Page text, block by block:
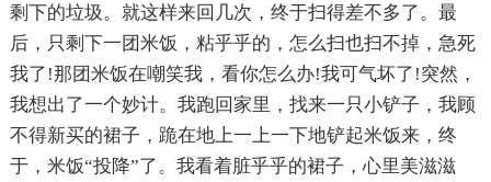
剩下的垃圾。就这样来回几次，终于扫得差不多了。最
后，只剩下一团米饭，粘乎乎的，怎么扫也扫不掉，急死
我了!那团米饭在嘲笑我，看你怎么办!我可气坏了!突然，
我想出了一个妙计。我跑回家里，找来一只小铲子，我顾
不得新买的裙子，跪在地上一上一下地铲起米饭来，终
于，米饭“投降”了。我看着脏乎乎的裙子，心里美滋滋